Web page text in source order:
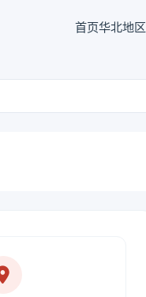
首页华北地区